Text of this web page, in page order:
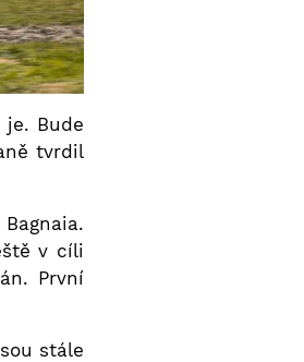
Bude
tvrdil
v cíli
První
stále